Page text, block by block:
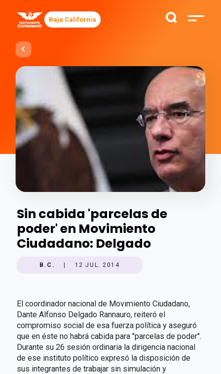
Baja California
Sin cabida 'parcelas de
poder' en Movimiento
Ciudadano: Delgado
B.C. 12 JUL. 2014
El coordinador nacional de Movimiento Ciudadano,
Dante Alfonso Delgado Rannauro, reiteró el
compromiso social de esa fuerza política y aseguró
que en éste no habrá cabida para "parcelas de poder".
Durante su 26 sesión ordinaria la dirigencia nacional
de ese instituto político expresó la disposición de
sus integrantes de trabajar sin simulación y